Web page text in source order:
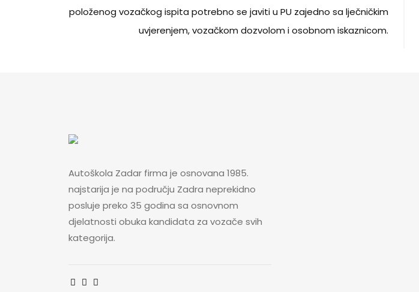
položenog vozačkog ispita potrebno se javiti u PU zajedno sa lječničkim
uvjerenjem, vozačkom dozvolom i osobnom iskaznicom.
Autoškola Zadar firma je osnovana 1985.
najstarija je na području Zadra neprekidno
posluje preko 35 godina sa osnovnom
djelatnosti obuka kandidata za vozače svih
kategorija.